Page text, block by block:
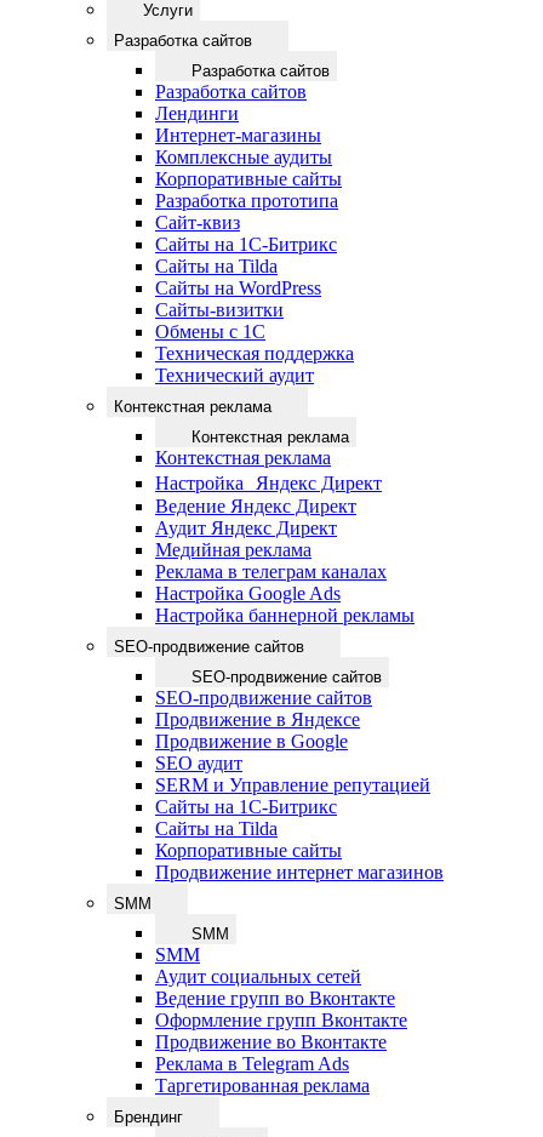
Услуги
Разработка сайтов
Разработка сайтов
Разработка сайтов
Лендинги
Интернет-магазины
Комплексные аудиты
Корпоративные сайты
Разработка прототипа
Сайт-квиз
Сайты на 1С-Битрикс
Сайты на Tilda
Сайты на WordPress
Сайты-визитки
Обмены с 1С
Техническая поддержка
Технический аудит
Контекстная реклама
Контекстная реклама
Контекстная реклама
Настройка Яндекс Директ
Ведение Яндекс Директ
Аудит Яндекс Директ
Медийная реклама
Реклама в телеграм каналах
Настройка Google Ads
Настройка баннерной рекламы
SEO-продвижение сайтов
SEO-продвижение сайтов
SEO-продвижение сайтов
Продвижение в Яндексе
Продвижение в Google
SEO аудит
SERM и Управление репутацией
Сайты на 1С-Битрикс
Сайты на Tilda
Корпоративные сайты
Продвижение интернет магазинов
SMM
SMM
SMM
Аудит социальных сетей
Ведение групп во Вконтакте
Оформление групп Вконтакте
Продвижение во Вконтакте
Реклама в Telegram Ads
Таргетированная реклама
Брендинг